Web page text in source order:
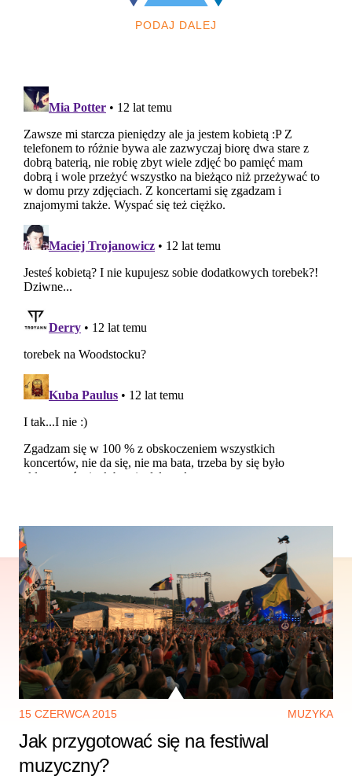
PODAJ DALEJ
15 CZERWCA 2015 MUZYKA
Jak przygotować się na festiwal
muzyczny?